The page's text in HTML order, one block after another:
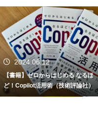
2024.06.12
【書籍】ゼロからはじめる なるほ
ど！Copilot活用術（技術評論社）